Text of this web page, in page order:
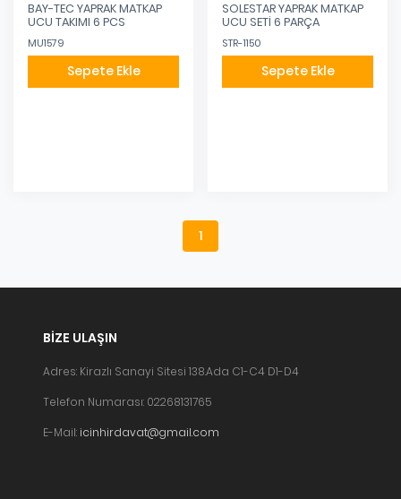
BAY-TEC YAPRAK MATKAP
UCU TAKIMI 6 PCS
MU1579
Sepete Ekle
SOLESTAR YAPRAK MATKAP
UCU SETİ 6 PARÇA
STR-1150
Sepete Ekle
1
BIZE ULAŞIN
Adres: Kirazlı Sanayi Sitesi 138.Ada C1-C4 D1-D4
Telefon Numarası: 02268131765
E-Mail: icinhirdavat@gmail.com